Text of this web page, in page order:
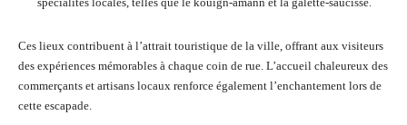
Ces lieux contribuent à l’attrait touristique de la ville, offrant aux visiteurs
des expériences mémorables à chaque coin de rue. L’accueil chaleureux des
commerçants et artisans locaux renforce également l’enchantement lors de
cette escapade.